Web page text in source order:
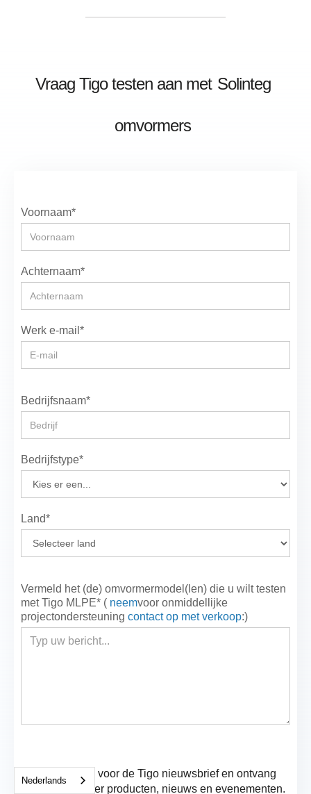
Vraag Tigo testen aan met Solinteg
omvormers
Voornaam*
Achternaam*
Werk e-mail*
Bedrijfsnaam*
Bedrijfstype*
Land*
Vermeld het (de) omvormermodel(len) die u wilt testen
met Tigo MLPE* ( neemvoor onmiddellijke
projectondersteuning contact op met verkoop:)
Meld u aan voor de Tigo nieuwsbrief en ontvang
updates over producten, nieuws en evenementen.
Nederlands